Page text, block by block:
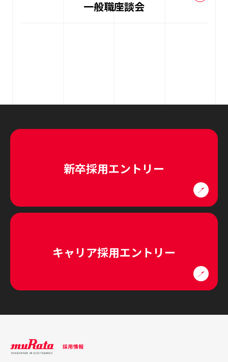
一般職座談会
新卒採用エントリー
キャリア採用エントリー